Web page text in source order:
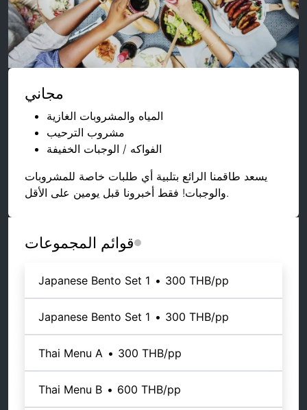
مجاني
المياه والمشروبات الغازية
مشروب الترحيب
الفواكه / الوجبات الخفيفة
يسعد طاقمنا الرائع بتلبية أي طلبات خاصة للمشروبات
والوجبات! فقط أخبرونا قبل يومين على الأقل.
قوائم المجموعات
Japanese Bento Set 1 • 300 THB/pp
Japanese Bento Set 1 • 300 THB/pp
Thai Menu A • 300 THB/pp
Thai Menu B • 600 THB/pp